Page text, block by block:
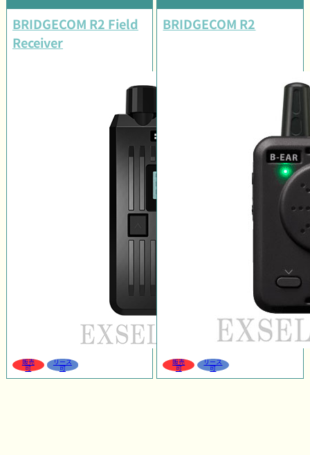
BRIDGECOM R2 Field
Receiver
販売
可
リース
可
BRIDGECOM R2
販売
可
リース
可